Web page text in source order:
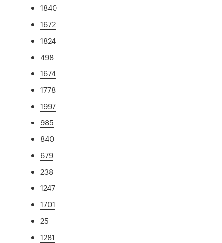
1840
1672
1824
498
1674
1778
1997
985
840
679
238
1247
1701
25
1281